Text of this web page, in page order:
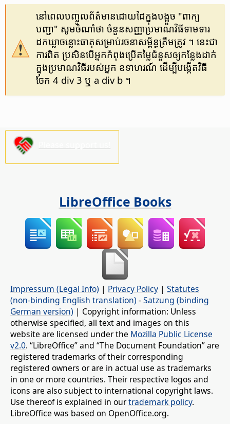
នៅ​ពេល​បញ្ចូល​ព័ត៌មាន​ដោយ​ដៃ​ក្នុង​បង្អួច "ពាក្យ​
បញ្ជា" សូម​ចំណាំ​ថា ចំនួន​សញ្ញា​ប្រមាណ​វិធី​ទាមទារ​
ដក​ឃ្លា​ចន្លោះ​ធាតុ​សម្រាប់​រចនា​សម្ព័ន្ធ​ត្រឹមត្រូវ ។ នេះ​ជា​
ការ​ពិត ប្រសិន​បើ​អ្នក​កំពុង​ប្រើ​តម្លៃ​ជំនួស​ឲ្យ​កន្លែង​ដាក់​
ក្នុង​ប្រមាណ​វិធី​របស់​អ្នក ឧទាហរណ៍ ដើម្បី​បង្កើត​វិធី​
ចែក 4 div 3 ឬ a div b ។
LibreOffice Books
Impressum (Legal Info) | Privacy Policy | Statutes
(non-binding English translation) -Satzung (binding
German version) | Copyright information: Unless
otherwise specified, all text and images on this
website are licensed under the Mozilla Public License
v2.0. “LibreOffice” and “The Document Foundation” are
registered trademarks of their corresponding
registered owners or are in actual use as trademarks
in one or more countries. Their respective logos and
icons are also subject to international copyright laws.
Use thereof is explained in ourtrademark policy.
LibreOffice was based on OpenOffice.org.